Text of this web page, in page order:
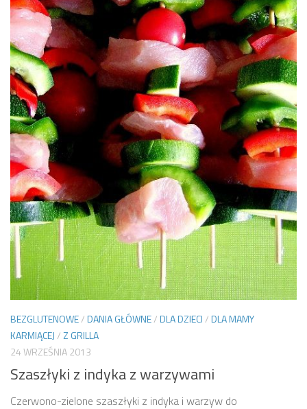
BEZGLUTENOWE/DANIA GŁÓWNE/DLA DZIECI/DLA MAMY
KARMIĄCEJ/Z GRILLA
24 WRZEŚNIA 2013
Szaszłyki z indyka z warzywami
Czerwono-zielone szaszłyki z indyka i warzyw do